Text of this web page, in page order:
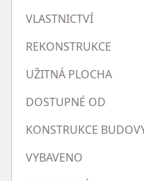
VLASTNICTVÍ
REKONSTRUKCE
UŽITNÁ PLOCHA
DOSTUPNÉ OD
KONSTRUKCE
VYBAVENO